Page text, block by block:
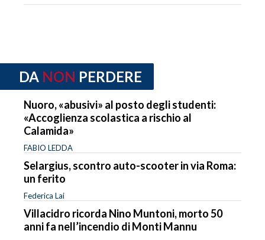
DA NON PERDERE
Nuoro, «abusivi» al posto degli studenti:
«Accoglienza scolastica a rischio al
Calamida»
FABIO LEDDA
Selargius, scontro auto-scooter in via Roma:
un ferito
Federica Lai
Villacidro ricorda Nino Muntoni, morto 50
anni fa nell’incendio di Monti Mannu